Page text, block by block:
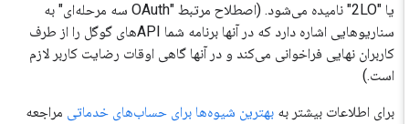
یا "2LO" نامیده می‌شود. (اصطلاح مرتبط "OAuth سه مرحله‌ای" به
سناریوهایی اشاره دارد که در آنها برنامه شما APIهای گوگل را از طرف
کاربران نهایی فراخوانی می‌کند و در آنها گاهی اوقات رضایت کاربر لازم
است.)
برای اطلاعات بیشتر بهبهترین شیوه‌ها برای حساب‌های خدماتیمراجعه